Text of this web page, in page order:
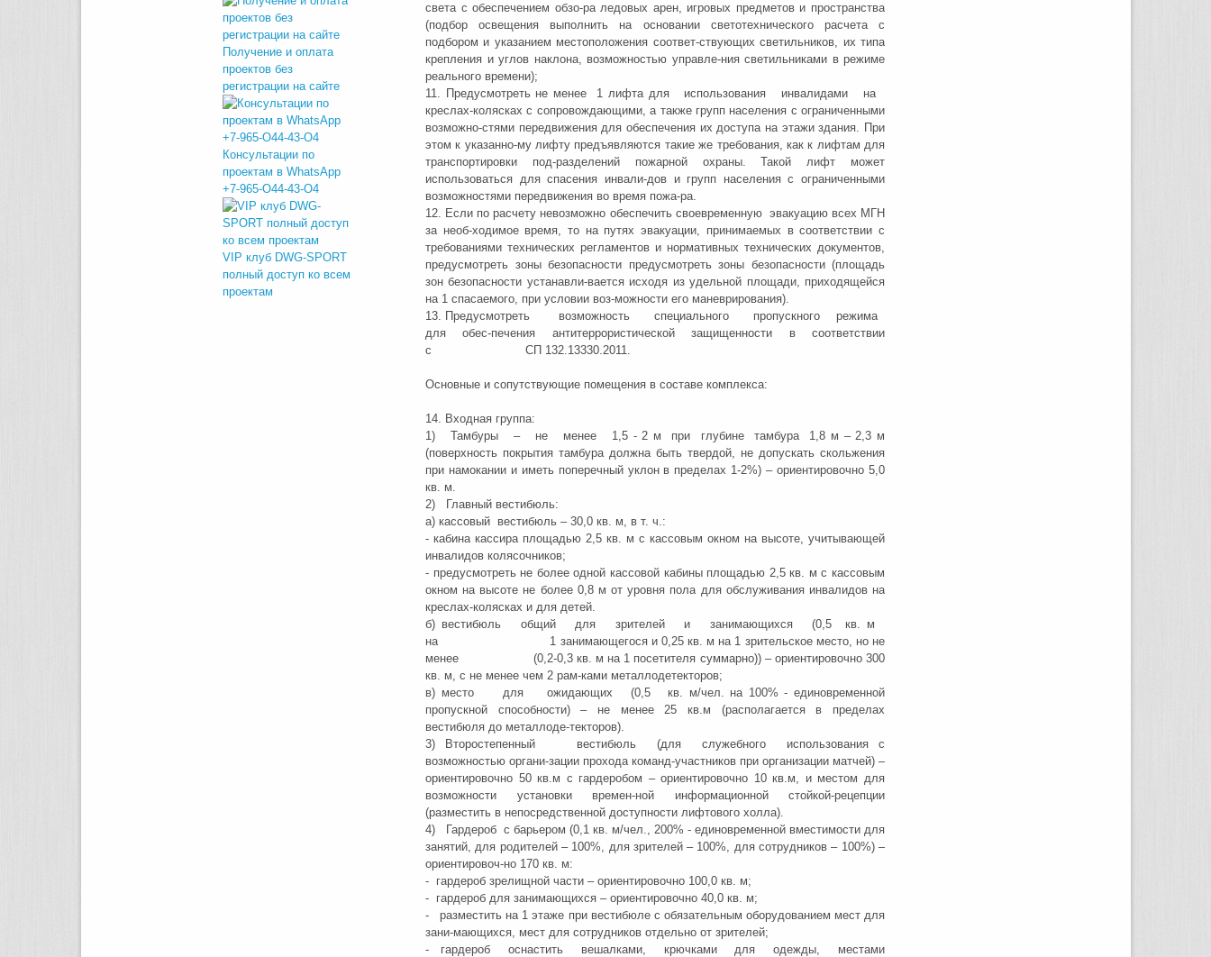
Получение и оплата
проектов без
регистрации на сайте
Консультации по
проектам в WhatsApp
+7-965-O44-43-O4
VIP клуб DWG-SPORT
полный доступ ко всем
проектам
света с обеспечением обзо-ра ледовых арен, игровых предметов и пространства
(подбор освещения выполнить на основании светотехнического расчета с
подбором и указанием местоположения соответ-ствующих светильников, их типа
крепления и углов наклона, возможностью управле-ния светильниками в режиме
реального времени);
11. Предусмотреть не менее 1 лифта для использования инвалидами на
креслах-колясках с сопровождающими, а также групп населения с ограниченными
возможно-стями передвижения для обеспечения их доступа на этажи здания. При
этом к указанно-му лифту предъявляются такие же требования, как к лифтам для
транспортировки под-разделений пожарной охраны. Такой лифт может
использоваться для спасения инвали-дов и групп населения с ограниченными
возможностями передвижения во время пожа-ра.
12. Если по расчету невозможно обеспечить своевременную эвакуацию всех МГН
за необ-ходимое время, то на путях эвакуации, принимаемых в соответствии с
требованиями технических регламентов и нормативных технических документов,
предусмотреть зоны безопасности предусмотреть зоны безопасности (площадь
зон безопасности устанавли-вается исходя из удельной площади, приходящейся
на 1 спасаемого, при условии воз-можности его маневрирования).
13. Предусмотреть возможность специального пропускного режима
для обес-печения антитеррористической защищенности в соответствии
с СП 132.13330.2011.
Основные и сопутствующие помещения в составе комплекса:
14. Входная группа:
1) Тамбуры – не менее 1,5 - 2 м при глубине тамбура 1,8 м – 2,3 м
(поверхность покрытия тамбура должна быть твердой, не допускать скольжения
при намокании и иметь поперечный уклон в пределах 1-2%) – ориентировочно 5,0
кв. м.
2) Главный вестибюль:
а) кассовый вестибюль – 30,0 кв. м, в т. ч.:
- кабина кассира площадью 2,5 кв. м с кассовым окном на высоте, учитывающей
инвалидов колясочников;
- предусмотреть не более одной кассовой кабины площадью 2,5 кв. м с кассовым
окном на высоте не более 0,8 м от уровня пола для обслуживания инвалидов на
креслах-колясках и для детей.
б) вестибюль общий для зрителей и занимающихся (0,5 кв. м
на 1 занимающегося и 0,25 кв. м на 1 зрительское место, но не
менее (0,2-0,3 кв. м на 1 посетителя суммарно)) – ориентировочно 300
кв. м, с не менее чем 2 рам-ками металлодетекторов;
в) место для ожидающих (0,5 кв. м/чел. на 100% - единовременной
пропускной способности) – не менее 25 кв.м (располагается в пределах
вестибюля до металлоде-текторов).
3) Второстепенный вестибюль (для служебного использования с
возможностью органи-зации прохода команд-участников при организации матчей) –
ориентировочно 50 кв.м с гардеробом – ориентировочно 10 кв.м, и местом для
возможности установки времен-ной информационной стойкой-рецепции
(разместить в непосредственной доступности лифтового холла).
4) Гардероб с барьером (0,1 кв. м/чел., 200% - единовременной вместимости для
занятий, для родителей – 100%, для зрителей – 100%, для сотрудников – 100%) –
ориентировоч-но 170 кв. м:
- гардероб зрелищной части – ориентировочно 100,0 кв. м;
- гардероб для занимающихся – ориентировочно 40,0 кв. м;
- разместить на 1 этаже при вестибюле с обязательным оборудованием мест для
зани-мающихся, мест для сотрудников отдельно от зрителей;
- гардероб оснастить вешалками, крючками для одежды, местами